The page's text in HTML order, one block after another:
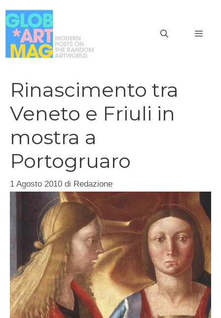
al
contenuto
Rinascimento tra
Veneto e Friuli in
mostra a
Portogruaro
1 Agosto 2010 di Redazione